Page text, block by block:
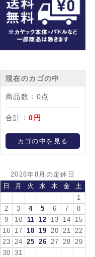
現在のカゴの中
商品数： 0点
合計：0円
カゴの中を見る
2026年8月の定休日
日
月 火 水 木 金
土
1
2
3 4 5 6 7
8
9
10 11 12 13 14
15
16
17 18 19 20 21
22
23
24 25 26 27 28
29
30
31